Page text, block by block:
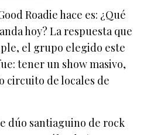
Roadie hace es: ¿Qué
hoy? La respuesta que
el grupo elegido este
tener un show masivo,
circuito de locales de
dúo santiaguino de rock